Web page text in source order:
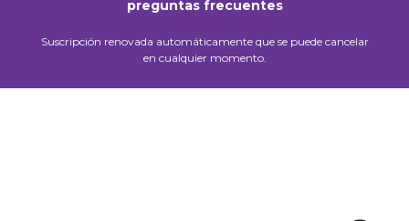
preguntas frecuentes
Suscripción renovada automáticamente que se puede cancelar
en cualquier momento.